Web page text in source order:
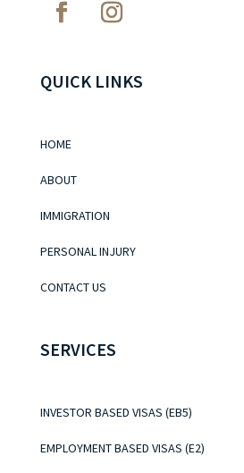
QUICK LINKS
HOME
ABOUT
IMMIGRATION
PERSONAL INJURY
CONTACT US
SERVICES
INVESTOR BASED VISAS (EB5)
EMPLOYMENT BASED VISAS (E2)